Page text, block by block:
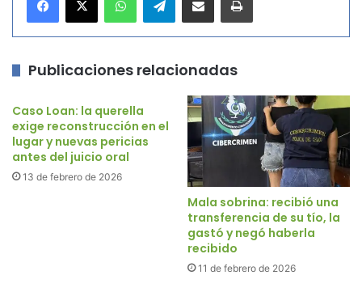
Publicaciones relacionadas
Caso Loan: la querella
exige reconstrucción en el
lugar y nuevas pericias
antes del juicio oral
13 de febrero de 2026
Mala sobrina: recibió una
transferencia de su tío, la
gastó y negó haberla
recibido
11 de febrero de 2026